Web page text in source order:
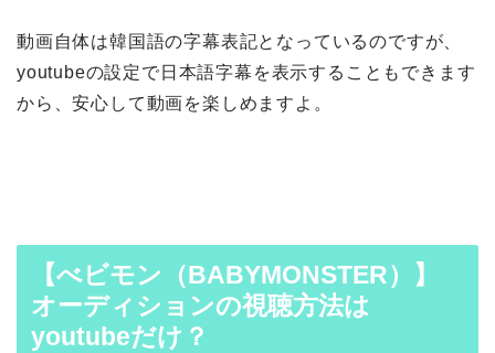
動画自体は韓国語の字幕表記となっているのですが、
youtubeの設定で日本語字幕を表示することもできます
から、安心して動画を楽しめますよ。
【べビモン（BABYMONSTER）】
オーディションの視聴方法は
youtubeだけ？